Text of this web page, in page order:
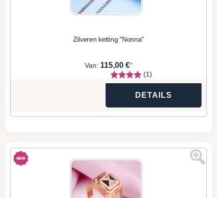
Zilveren ketting "Nonna"
Van: 115,00 €*
(1)
DETAILS